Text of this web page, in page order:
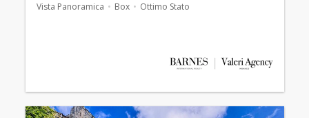
Vista Panoramica Box Ottimo Stato